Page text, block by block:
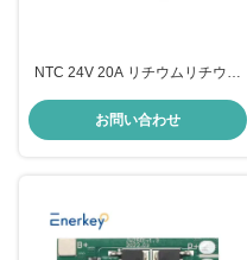
NTC 24V 20A リチウムリチウム
お問い合わせ